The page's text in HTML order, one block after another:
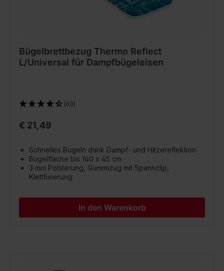
Bügelbrettbezug Thermo Reflect
L/Universal für Dampfbügeleisen
(63)
€ 21,49
Schnelles Bügeln dank Dampf- und Hitzereflektion
Bügelfläche bis 140 x 45 cm
3 mm Polsterung, Gummizug mit Spannclip,
Klettfixierung
In den Warenkorb